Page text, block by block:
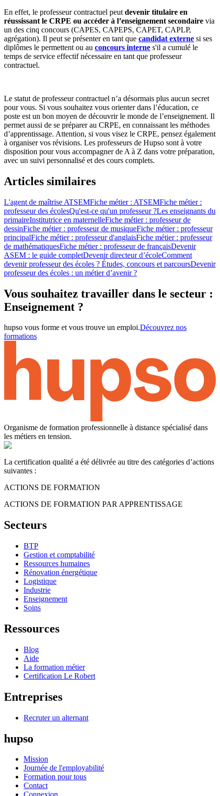
En effet, le professeur contractuel peut devenir titulaire en
réussissant le CRPE ou accéder à l’enseignement secondaire via
un des cinq concours (CAPES, CAPEPS, CAPET, CAPLP,
agrégation). Il peut se présenter en tant que candidat externe si ses
diplômes le permettent ou au concours interne s'il a cumulé le
temps de service effectif nécessaire en tant que professeur
contractuel.
Le statut de professeur contractuel n’a désormais plus aucun secret
pour vous. Si vous souhaitez vous orienter dans l’éducation, ce
poste est un bon moyen de découvrir le monde de l’enseignement. Il
permet aussi de se préparer au CRPE, en connaissant les méthodes
d’apprentissage. Attention, si vous visez le CRPE, pensez également
à organiser vos révisions. Les professeurs de Hupso sont à votre
disposition pour vous accompagner de A à Z dans votre préparation,
avec un suivi personnalisé et des cours complets.
Articles similaires
L'agent de maîtrise ATSEMFiche métier : ATSEMFiche métier :
professeur des écolesQu'est-ce qu'un professeur ?Les enseignants du
primaireInstitutrice en maternelleFiche métier : professeur de
dessinFiche métier : professeur de musiqueFiche métier : professeur
principalFiche métier : professeur d'anglaisFiche métier : professeur
de mathématiquesFiche métier : professeur de françaisDevenir
ASEM : le guide completDevenir directeur d’écoleComment
devenir professeur des écoles ? Études, concours et parcoursDevenir
professeur des écoles : un métier d’avenir ?
Vous souhaitez travailler dans le secteur :
Enseignement ?
hupso vous forme et vous trouve un emploi.Découvrez nos
formations
Organisme de formation professionnelle à distance spécialisé dans
les métiers en tension.
La certification qualité a été délivrée au titre des catégories d’actions
suivantes :
ACTIONS DE FORMATION
ACTIONS DE FORMATION PAR APPRENTISSAGE
Secteurs
BTP
Gestion et comptabilité
Ressources humaines
Rénovation énergétique
Logistique
Industrie
Enseignement
Soins
Ressources
Blog
Aide
La formation métier
Certification Le Robert
Entreprises
Recruter un alternant
hupso
Mission
Journée de l'employabilité
Formation pour tous
Contact